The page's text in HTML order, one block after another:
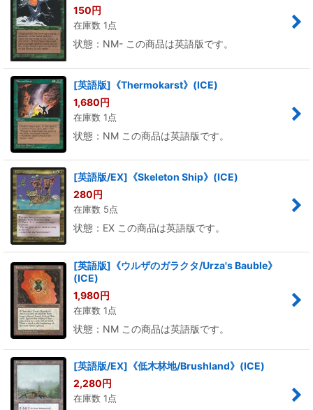
150円
在庫数 1点
状態：NM- この商品は英語版です。
[英語版]《Thermokarst》(ICE)
1,680円
在庫数 1点
状態：NM この商品は英語版です。
[英語版/EX]《Skeleton Ship》(ICE)
280円
在庫数 5点
状態：EX この商品は英語版です。
[英語版]《ウルザのガラクタ/Urza's Bauble》
(ICE)
1,980円
在庫数 1点
状態：NM この商品は英語版です。
[英語版/EX]《低木林地/Brushland》(ICE)
2,280円
在庫数 1点